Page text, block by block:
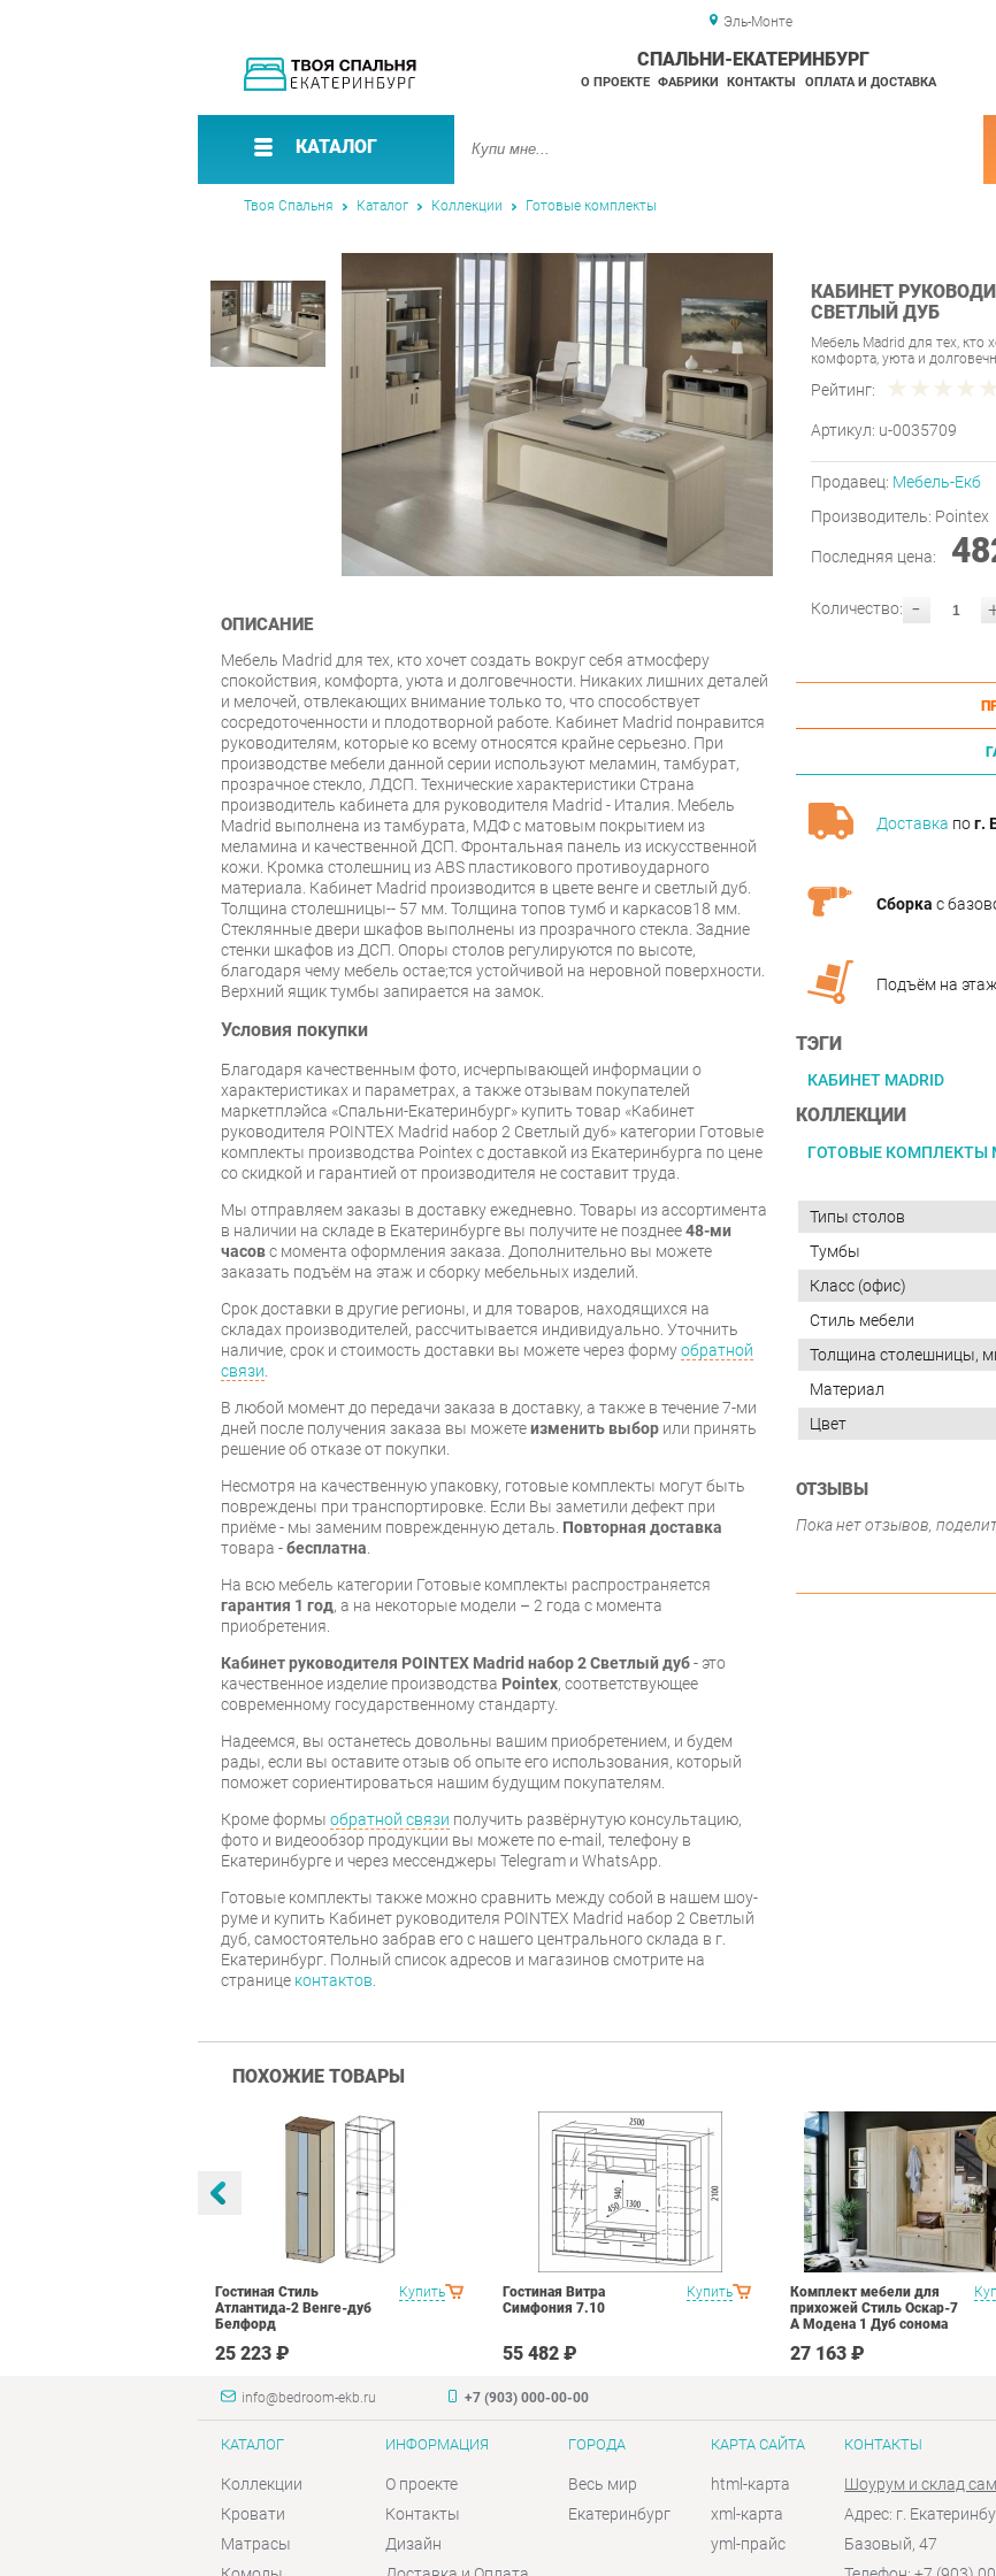
Эль-Монте
СПАЛЬНИ-ЕКАТЕРИНБУРГ
О ПРОЕКТЕ ФАБРИКИ КОНТАКТЫ ОПЛАТА И ДОСТАВКА
КАТАЛОГ
Твоя Спальня Каталог Коллекции Готовые комплекты
КАБИНЕТ
СВЕТЛЫЙ ДУБ
Мебель Madrid для тех, кто
комфорта, уюта и
Рейтинг:
Артикул: u-0035709
Продавец: Мебель-Екб
Производитель: Pointex
Последняя цена:
-
Количество:
Доставка пог.
Сборка с
Подъём на
ТЭГИ
КАБИНЕТ MADRID
КОЛЛЕКЦИИ
ГОТОВЫЕ КОМПЛЕКТЫ
ОПИСАНИЕ
Мебель Madrid для тех, кто хочет создать вокруг себя атмосферу
спокойствия, комфорта, уюта и долговечности. Никаких лишних деталей
и мелочей, отвлекающих внимание только то, что способствует
сосредоточенности и плодотворной работе. Кабинет Madrid понравится
руководителям, которые ко всему относятся крайне серьезно. При
производстве мебели данной серии используют меламин, тамбурат,
прозрачное стекло, ЛДСП. Технические характеристики Страна
производитель кабинета для руководителя Madrid - Италия. Мебель
Madrid выполнена из тамбурата, МДФ с матовым покрытием из
меламина и качественной ДСП. Фронтальная панель из искусственной
кожи. Кромка столешниц из ABS пластикового противоударного
материала. Кабинет Madrid производится в цвете венге и светлый дуб.
Толщина столешницы-- 57 мм. Толщина топов тумб и каркасов18 мм.
Стеклянные двери шкафов выполнены из прозрачного стекла. Задние
стенки шкафов из ДСП. Опоры столов регулируются по высоте,
благодаря чему мебель остаe;тся устойчивой на неровной поверхности.
Верхний ящик тумбы запирается на замок.
Условия покупки
Благодаря качественным фото, исчерпывающей информации о
характеристиках и параметрах, а также отзывам покупателей
маркетплэйса «Спальни-Екатеринбург» купить товар «Кабинет
руководителя POINTEX Madrid набор 2 Светлый дуб» категории Готовые
комплекты производства Pointex с доставкой из Екатеринбурга по цене
со скидкой и гарантией от производителя не составит труда.
Мы отправляем заказы в доставку ежедневно. Товары из ассортимента
в наличии на складе в Екатеринбурге вы получите не позднее48-ми
часовс момента оформления заказа. Дополнительно вы можете
заказать подъём на этаж и сборку мебельных изделий.
Срок доставки в другие регионы, и для товаров, находящихся на
складах производителей, рассчитывается индивидуально. Уточнить
наличие, срок и стоимость доставки вы можете через формуобратной
связи.
В любой момент до передачи заказа в доставку, а также в течение 7-ми
дней после получения заказа вы можетеизменить выбор или принять
решение об отказе от покупки.
Несмотря на качественную упаковку, готовые комплекты могут быть
повреждены при транспортировке. Если Вы заметили дефект при
приёме - мы заменим поврежденную деталь. Повторная доставка
товара -бесплатна.
На всю мебель категории Готовые комплекты распространяется
гарантия 1 год, а на некоторые модели – 2 года с момента
приобретения.
Кабинет руководителя POINTEX Madrid набор 2 Светлый дуб- это
качественное изделие производства Pointex, соответствующее
современному государственному стандарту.
Надеемся, вы останетесь довольны вашим приобретением, и будем
рады, если вы оставите отзыв об опыте его использования, который
поможет сориентироваться нашим будущим покупателям.
Кроме формы обратной связи получить развёрнутую консультацию,
фото и видеообзор продукции вы можете по e-mail, телефону в
Екатеринбурге и через мессенджеры Telegram и WhatsApp.
Готовые комплекты также можно сравнить между собой в нашем шоу-
руме и купить Кабинет руководителя POINTEX Madrid набор 2 Светлый
дуб, самостоятельно забрав его с нашего центрального склада в г.
Екатеринбург. Полный список адресов и магазинов смотрите на
странице контактов.
Типы столов
Тумбы
Класс (офис)
Стиль мебели
Толщина столешницы,
Материал
Цвет
ОТЗЫВЫ
Пока нет отзывов,
ПОХОЖИЕ ТОВАРЫ
Купить
Гостиная Стиль
Атлантида-2 Венге-дуб
Белфорд
25 223 ₽
Купить
Гостиная Витра
Симфония 7.10
55 482 ₽
Комплект мебели для
прихожей Стиль Оскар-7
А Модена 1 Дуб сонома
27 163 ₽
info@bedroom-ekb.ru +7 (903) 000-00-00
КАТАЛОГ
Коллекции
Кровати
Матрасы
ИНФОРМАЦИЯ
О проекте
Контакты
Дизайн
ГОРОДА
Весь мир
Екатеринбург
КАРТА САЙТА
html-карта
xml-карта
yml-прайс
КОНТАКТЫ
Шоурум и склад
Адрес: г.
Базовый, 47